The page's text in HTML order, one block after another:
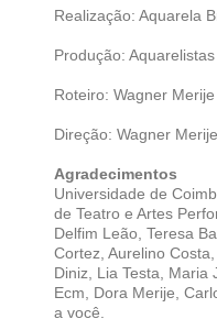
Realização: Aquarela
Produção: Aquarelistas
Roteiro: Wagner Merije
Direção: Wagner
Agradecimentos
Universidade de
de Teatro e Artes
Delfim Leão, Teresa
Cortez, Aurelino
Diniz, Lia Testa, Maria
Ecm, Dora Merije,
a você.